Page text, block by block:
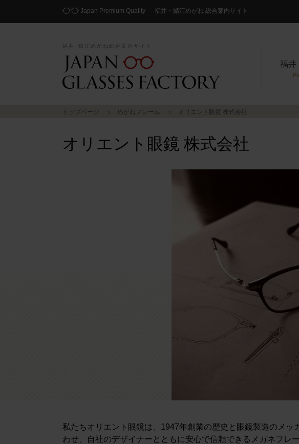
Japan Premium Quality － 福井・鯖江めがね 総合案内サイト
福井･鯖江めがね総合案内サイト
福井
トップページ めがねフレーム オリエント眼鏡 株式会社
オリエント眼鏡 株式会社
私たちオリエント眼鏡は、1947年創業の歴史と眼鏡製造のメ
わせ、自社のデザイナーとともに安心で信頼できるメガネフレ